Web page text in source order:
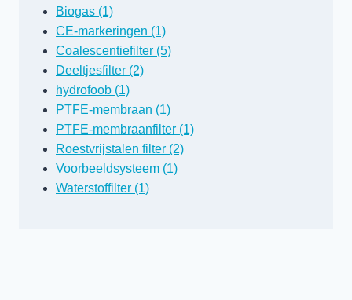
Biogas (1)
CE-markeringen (1)
Coalescentiefilter (5)
Deeltjesfilter (2)
hydrofoob (1)
PTFE-membraan (1)
PTFE-membraanfilter (1)
Roestvrijstalen filter (2)
Voorbeeldsysteem (1)
Waterstoffilter (1)